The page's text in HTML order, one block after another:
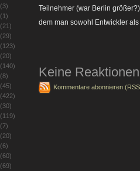
Teilnehmer (war Berlin
dem man sowohl Entwickler
Keine
Kommentare abonnieren
(3)
(1)
(21)
(29)
(123)
(20)
(140)
(8)
(45)
(422)
(30)
(119)
(7)
(20)
(6)
(60)
(69)